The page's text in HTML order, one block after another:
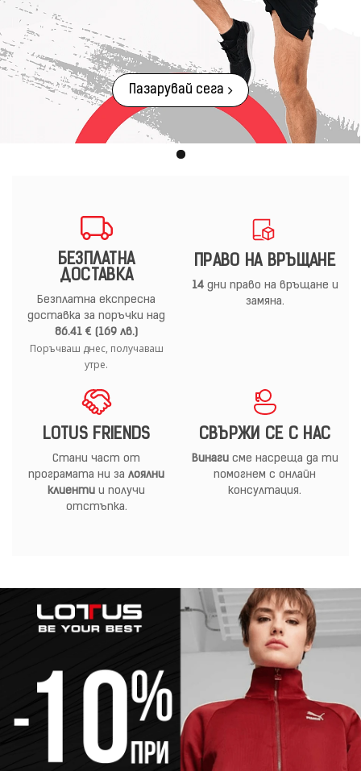
Пазарувай сега
БЕЗПЛАТНА
ДОСТАВКА
Безплатна експресна
доставка за поръчки над
86.41 € (169 лв.)
Поръчваш днес, получаваш
утре.
ПРАВО НА ВРЪЩАНЕ
14дни право на връщане и
замяна.
LOTUS FRIENDS
Стани част от
програмата ни за лоялни
клиенти и получи
отстъпка.
СВЪРЖИ СЕ С НАС
Винагисме насреща да ти
помогнем с онлайн
консултация.